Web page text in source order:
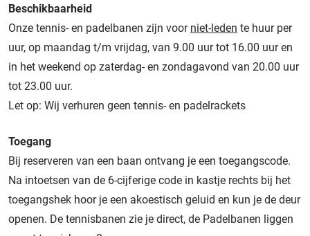
Beschikbaarheid
Onze tennis- en padelbanen zijn voor niet-leden te huur per
uur, op maandag t/m vrijdag, van 9.00 uur tot 16.00 uur en
in het weekend op zaterdag- en zondagavond van 20.00 uur
tot 23.00 uur.
Let op: Wij verhuren geen tennis- en padelrackets
Toegang
Bij reserveren van een baan ontvang je een toegangscode.
Na intoetsen van de 6-cijferige code in kastje rechts bij het
toegangshek hoor je een akoestisch geluid en kun je de deur
openen. De tennisbanen zie je direct, de Padelbanen liggen